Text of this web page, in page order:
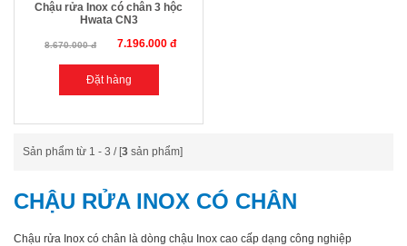
Chậu rửa Inox có chân 3 hộc
Hwata CN3
8.670.000 đ 7.196.000 đ
Sản phẩm từ 1 - 3 / [3 sản phẩm]
CHẬU RỬA INOX CÓ CHÂN
Chậu rửa Inox có chân là dòng chậu Inox cao cấp dạng công nghiệp